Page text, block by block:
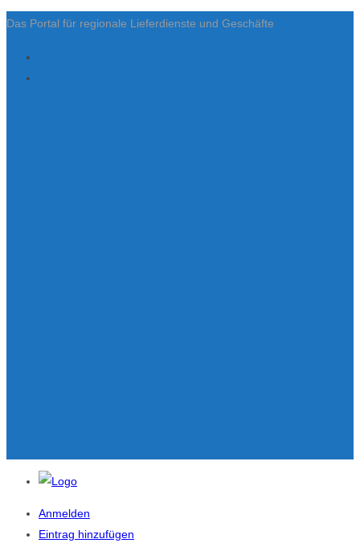
Das Portal für regionale Lieferdienste und Geschäfte
Anmelden
Eintrag hinzufügen